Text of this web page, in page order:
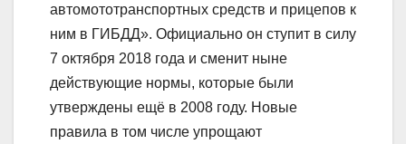
автомототранспортных средств и прицепов к
ним в ГИБДД». Официально он ступит в силу
7 октября 2018 года и сменит ныне
действующие нормы, которые были
утверждены ещё в 2008 году. Новые
правила в том числе упрощают